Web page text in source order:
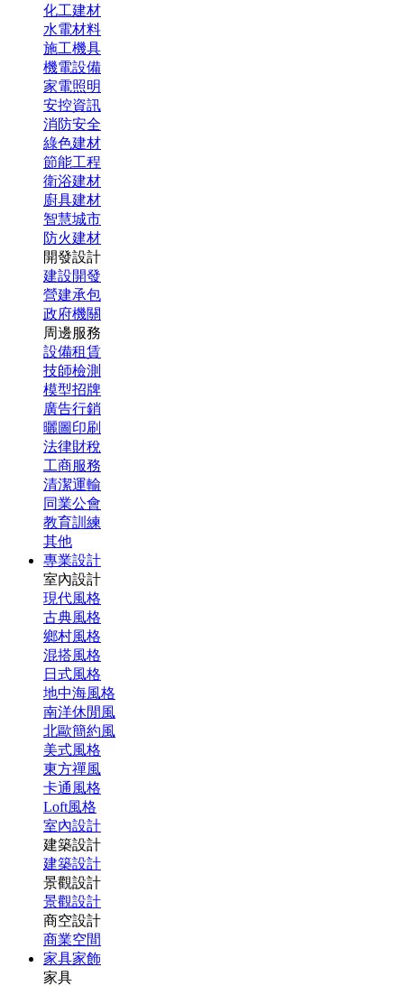
化工建材
水電材料
施工機具
機電設備
家電照明
安控資訊
消防安全
綠色建材
節能工程
衛浴建材
廚具建材
智慧城市
防火建材
開發設計
建設開發
營建承包
政府機關
周邊服務
設備租賃
技師檢測
模型招牌
廣告行銷
曬圖印刷
法律財稅
工商服務
清潔運輸
同業公會
教育訓練
其他
專業設計
室內設計
現代風格
古典風格
鄉村風格
混搭風格
日式風格
地中海風格
南洋休閒風
北歐簡約風
美式風格
東方禪風
卡通風格
Loft風格
室內設計
建築設計
建築設計
景觀設計
景觀設計
商空設計
商業空間
家具家飾
家具